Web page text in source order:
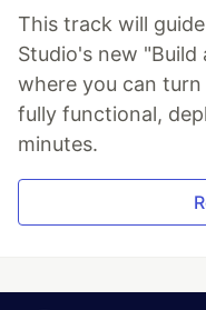
This track will
Studio's new
where you can
fully functional,
minutes.